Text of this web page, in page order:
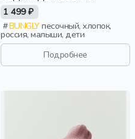
1 499 ₽
BUNGLYпесочный, хлопок,
россия, малыши, дети
Подробнее